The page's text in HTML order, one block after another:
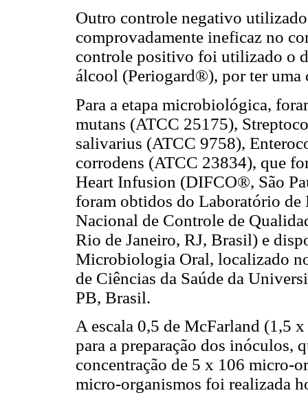
Outro controle negativo
comprovadamente ineficaz no
controle positivo foi utilizado o
álcool (Periogard®), por ter uma
Para a etapa microbiológica,
mutans (ATCC 25175),
salivarius (ATCC 9758),
corrodens (ATCC 23834), que
Heart Infusion (DIFCO®, São
foram obtidos do Laboratório
Nacional de Controle de
Rio de Janeiro, RJ, Brasil) e
Microbiologia Oral, localizado
de Ciências da Saúde da
PB, Brasil.
A escala 0,5 de McFarland (1,5
para a preparação dos inóculos,
concentração de 5 x 106 micro-
micro-organismos foi realizada